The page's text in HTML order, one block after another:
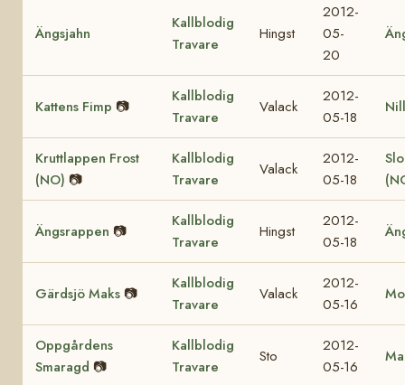
Ängsjahn
Kallblodig
Travare
Hingst
2012-
05-
20
Kattens Fimp 📷
Kallblodig
Travare
Valack
2012-
05-18
Kruttlappen Frost
(NO) 📷
Kallblodig
Travare
Valack
2012-
05-18
Ängsrappen 📷
Kallblodig
Travare
Hingst
2012-
05-18
Gärdsjö Maks 📷
Kallblodig
Travare
Valack
2012-
05-16
Oppgårdens
Smaragd 📷
Kallblodig
Travare
Sto
2012-
05-16